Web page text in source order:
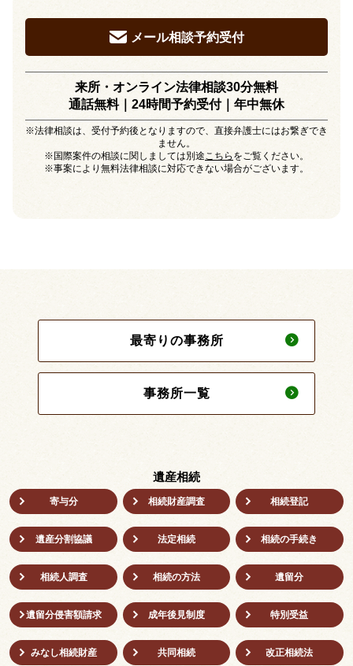
メール相談予約受付
来所・オンライン法律相談30分無料
通話無料｜24時間予約受付｜年中無休
※法律相談は、受付予約後となりますので、直接弁護士にはお繋ぎでき
ません。
※国際案件の相談に関しましては別途こちら をご覧ください。
※事案により無料法律相談に対応できない場合がございます。
最寄りの事務所
事務所一覧
遺産相続
寄与分 相続財産調査 相続登記
遺産分割協議 法定相続 相続の⼿続き
相続人調査 相続の方法 遺留分
遺留分侵害額請求 成年後⾒制度 特別受益
みなし相続財産 共同相続 改正相続法